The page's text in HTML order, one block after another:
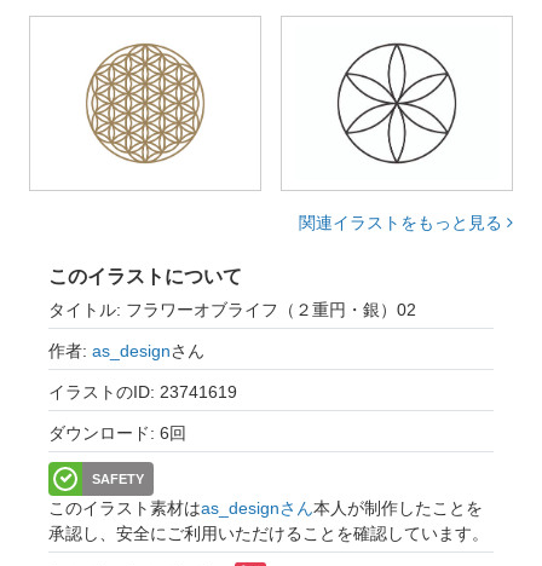
関連イラストをもっと見る
このイラストについて
タイトル: フラワーオブライフ（２重円・銀）02
作者: as_designさん
イラストのID: 23741619
ダウンロード: 6回
SAFETY
このイラスト素材はas_designさん本人が制作したことを
承認し、安全にご利用いただけることを確認しています。